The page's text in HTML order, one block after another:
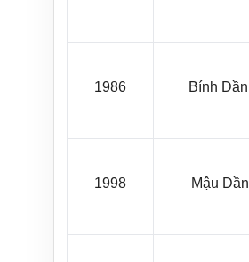
1986 Bính Dần
1998 Mậu Dần